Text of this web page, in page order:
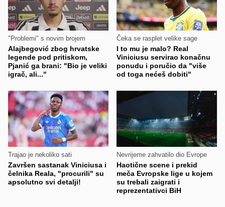
"Problemi" s novim brojem
Alajbegović zbog hrvatske
legende pod pritiskom,
Pjanić ga brani: "Bio je veliki
igrač, ali..."
Čeka se rasplet velike sage
I to mu je malo? Real
Viniciusu servirao konačnu
ponudu i poručio da "više
od toga nećeš dobiti"
Trajao je nekoliko sati
Završen sastanak Viniciusa i
čelnika Reala, "procurili" su
apsolutno svi detalji!
Nevrijeme zahvatilo dio Evrope
Haotične scene i prekid
meča Evropske lige u kojem
su trebali zaigrati i
reprezentativci BiH